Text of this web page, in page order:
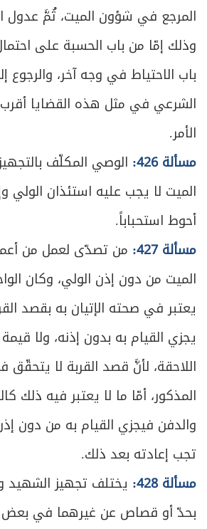
المرجع في شؤون الميت، ثُمَّ عدول
وذلك إمّا من باب الحسبة على
باب الاحتياط في وجه آخر، والرجوع
الشرعي في مثل هذه القضايا أقرب
الأمر.
مسألة 426:
الوصي المكلّف
الميت لا يجب عليه استئذان الولي
أحوط استحباباً.
مسألة 427:
من تصدّى لعمل من
الميت من دون إذن الولي، وكان
يعتبر في صحته الإتيان به بقصد
يجزي القيام به بدون إذنه، ولا قيمة
اللاحقة، لأنَّ قصد القربة لا
المذكور، أمّا ما لا يعتبر فيه ذلك
والدفن فيجزي القيام به من دون
تجب إعادته بعد ذلك.
مسألة 428:
يختلف تجهيز الشهيد
بحدّ أو قصاص عن غيرهما في بعض